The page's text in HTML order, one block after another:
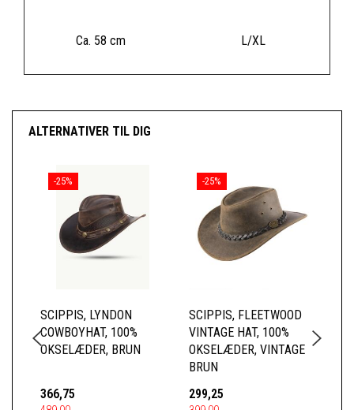
Ca. 58 cm L/XL
ALTERNATIVER TIL DIG
-25%
SCIPPIS, LYNDON
COWBOYHAT, 100%
OKSELÆDER, BRUN
366,75
-25%
SCIPPIS, FLEETWOOD
VINTAGE HAT, 100%
OKSELÆDER, VINTAGE
BRUN
299,25